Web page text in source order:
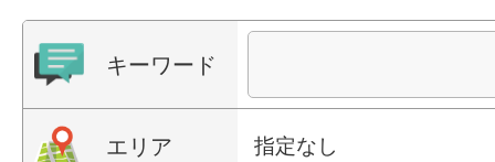
キーワード
エリア 指定なし